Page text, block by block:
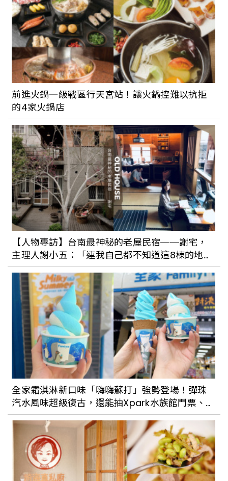
前進火鍋一級戰區行天宮站！讓火鍋控難以抗拒
的4家火鍋店
【人物專訪】台南最神秘的老屋民宿──謝宅，
主理人謝小五：「連我自己都不知道這8棟的地
址。」
全家霜淇淋新口味「嗨嗨蘇打」強勢登場！彈珠
汽水風味超級復古，還能抽Xpark水族館門票、週
邊商品